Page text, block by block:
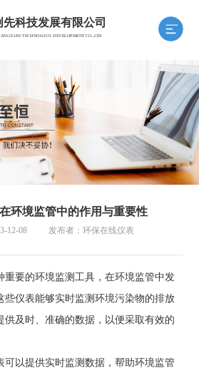
先科技发展有限公司
TECHNOLOGY DEVELOPMENT CO.,LTD
环境监管中的作用与重要性
12-08 发布者：环保在线仪表
重要的环境监测工具，在环境监管中发
些仪表能够实时监测环境污染物的排放
供及时、准确的数据，以便采取有效的
以提供实时监测数据，帮助环境监管